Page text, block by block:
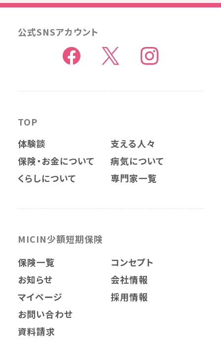
公式SNSアカウント
TOP
体験談
支える人々
保険・お金について
病気について
くらしについて
専門家一覧
MICIN少額短期保険
保険一覧
お知らせ
マイページ
コンセプト
会社情報
採用情報
お問い合わせ
資料請求